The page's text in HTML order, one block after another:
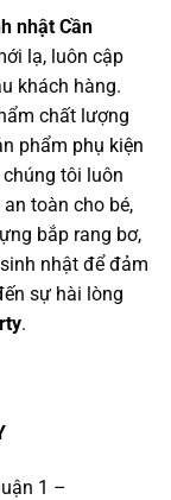
nhật Cần
lạ, luôn cập
khách hàng.
chất lượng
phẩm phụ kiện
tôi luôn
toàn cho bé,
bắp rang bơ,
nhật để đảm
sự hài lòng
.
1 –